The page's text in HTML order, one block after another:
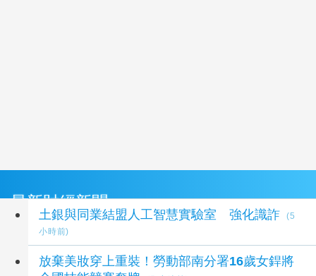
最新財經新聞
土銀與同業結盟人工智慧實驗室 強化識詐
(5
小時前)
放棄美妝穿上重裝！勞動部南分署16歲女銲將